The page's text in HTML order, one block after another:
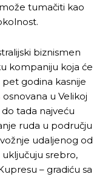
tumačiti kao
biznismen
kompaniju koja će
pet godina kasnije
osnovana u Velikoj
do tada najveću
ruda u području
udaljenog od
uključuju srebro,
– gradiću sa